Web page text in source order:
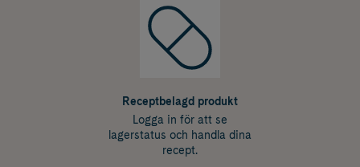
Receptbelagd produkt
Logga in för att se
lagerstatus och handla dina
recept.